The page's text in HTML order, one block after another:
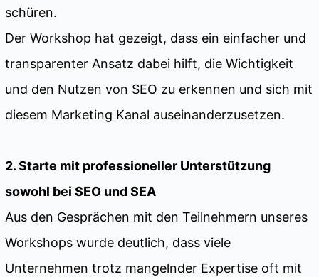
schüren.
Der Workshop hat gezeigt, dass ein einfacher und
transparenter Ansatz dabei hilft, die Wichtigkeit
und den Nutzen von SEO zu erkennen und sich mit
diesem Marketing Kanal auseinanderzusetzen.
2. Starte mit professioneller Unterstützung
sowohl bei SEO und SEA
Aus den Gesprächen mit den Teilnehmern unseres
Workshops wurde deutlich, dass viele
Unternehmen trotz mangelnder Expertise oft mit